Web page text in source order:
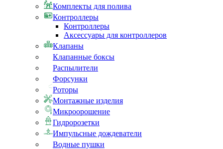
Комплекты для полива
Контроллеры
Контроллеры
Аксессуары для контроллеров
Клапаны
Клапанные боксы
Распылители
Форсунки
Роторы
Монтажные изделия
Микроорошение
Гидророзетки
Импульсные дождеватели
Водные пушки